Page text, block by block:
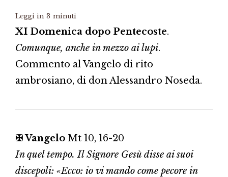
Leggi in 3 minuti
XI Domenica dopo Pentecoste.
Comunque, anche in mezzo ai lupi.
Commento al Vangelo di rito
ambrosiano, di don Alessandro Noseda.
✠ Vangelo Mt 10, 16-20
In quel tempo. Il Signore Gesù disse ai suoi
discepoli: «Ecco: io vi mando come pecore in